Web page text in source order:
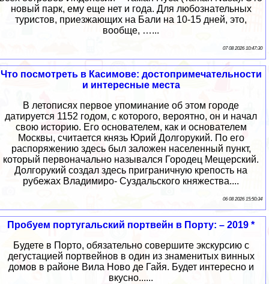
новый парк, ему еще нет и года. Для любознательных
туристов, приезжающих на Бали на 10-15 дней, это,
вообще, …...
07 08 2026 10:47:30
Что посмотреть в Касимове: достопримечательности
и интересные места
В летописях первое упоминание об этом городе
датируется 1152 годом, с которого, вероятно, он и начал
свою историю. Его основателем, как и основателем
Москвы, считается князь Юрий Долгорукий. По его
распоряжению здесь был заложен населенный пункт,
который первоначально назывался Городец Мещерский.
Долгорукий создал здесь приграничную крепость на
рубежах Владимиро- Суздальского княжества....
06 08 2026 15:50:34
Пробуем португальский портвейн в Порту: – 2019 *
Будете в Порто, обязательно совершите экскурсию с
дегустацией портвейнов в один из знаменитых винных
домов в районе Вила Ново де Гайя. Будет интересно и
вкусно......